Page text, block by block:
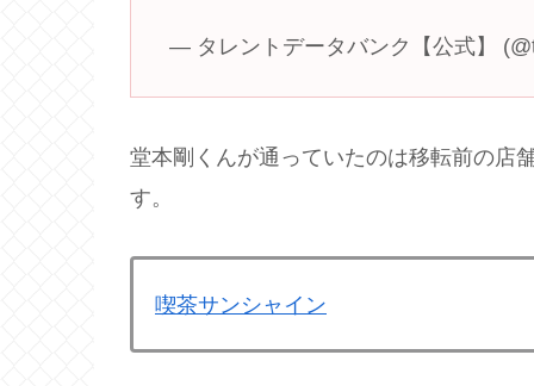
— タレントデータバンク【公式】
堂本剛くんが通っていたのは移転前の店
す。
喫茶サンシャイン